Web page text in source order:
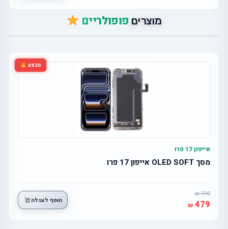
מוצרים פופולריים
מבצע
אייפון 17 פרו
מסך OLED SOFT אייפון 17 פרו
590
479 הוסף לעגלה